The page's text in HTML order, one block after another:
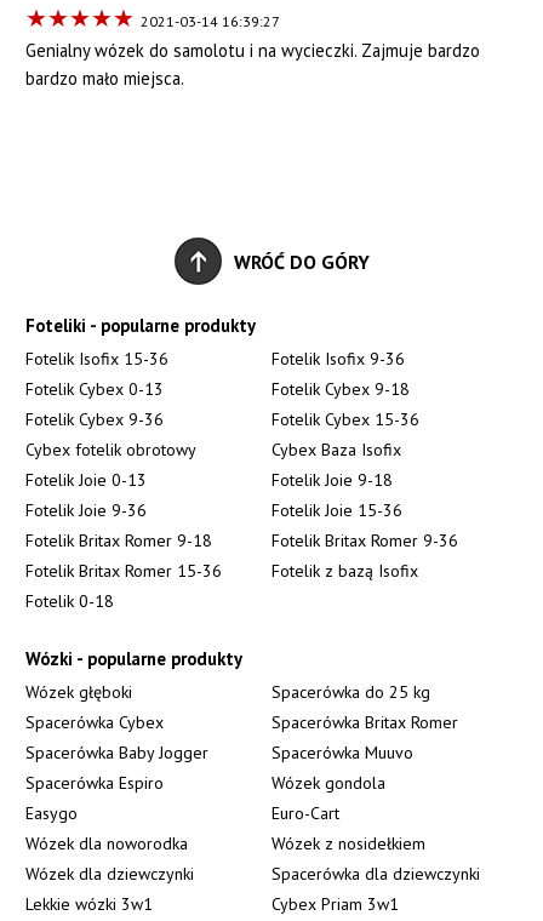
★★★★★ 2021-03-14 16:39:27
Genialny wózek do samolotu i na wycieczki. Zajmuje bardzo
bardzo mało miejsca.
WRÓĆ DO GÓRY
Foteliki - popularne produkty
Fotelik Isofix 15-36
Fotelik Isofix 9-36
Fotelik Cybex 0-13
Fotelik Cybex 9-18
Fotelik Cybex 9-36
Fotelik Cybex 15-36
Cybex fotelik obrotowy
Cybex Baza Isofix
Fotelik Joie 0-13
Fotelik Joie 9-18
Fotelik Joie 9-36
Fotelik Joie 15-36
Fotelik Britax Romer 9-18
Fotelik Britax Romer 9-36
Fotelik Britax Romer 15-36
Fotelik z bazą Isofix
Fotelik 0-18
Wózki - popularne produkty
Wózek głęboki
Spacerówka do 25 kg
Spacerówka Cybex
Spacerówka Britax Romer
Spacerówka Baby Jogger
Spacerówka Muuvo
Spacerówka Espiro
Wózek gondola
Easygo
Euro-Cart
Wózek dla noworodka
Wózek z nosidełkiem
Wózek dla dziewczynki
Spacerówka dla dziewczynki
Lekkie wózki 3w1
Cybex Priam 3w1